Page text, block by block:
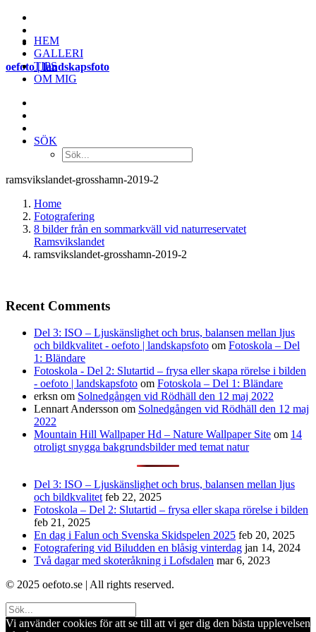
oefoto | landskapsfoto
HEM
GALLERI
TIPS
OM MIG
SÖK
ramsvikslandet-grosshamn-2019-2
Home
Fotografering
8 bilder från en sommarkväll vid naturreservatet
Ramsvikslandet
ramsvikslandet-grosshamn-2019-2
Recent Comments
Del 3: ISO – Ljuskänslighet och brus, balansen mellan ljus
och bildkvalitet - oefoto | landskapsfoto om Fotoskola – Del
1: Bländare
Fotoskola - Del 2: Slutartid – frysa eller skapa rörelse i bilden
- oefoto | landskapsfoto om Fotoskola – Del 1: Bländare
erksn om Solnedgången vid Rödhäll den 12 maj 2022
Lennart Andersson om Solnedgången vid Rödhäll den 12 maj
2022
Mountain Hill Wallpaper Hd – Nature Wallpaper Site om 14
otroligt snygga bakgrundsbilder med temat natur
Del 3: ISO – Ljuskänslighet och brus, balansen mellan ljus
och bildkvalitet feb 22, 2025
Fotoskola – Del 2: Slutartid – frysa eller skapa rörelse i bilden
feb 21, 2025
En dag i Falun och Svenska Skidspelen 2025 feb 20, 2025
Fotografering vid Biludden en blåsig vinterdag jan 14, 2024
Två dagar med skoteråkning i Lofsdalen mar 6, 2023
© 2025 oefoto.se | All rights reserved.
Vi använder cookies för att se till att vi ger dig den bästa upplevelsen